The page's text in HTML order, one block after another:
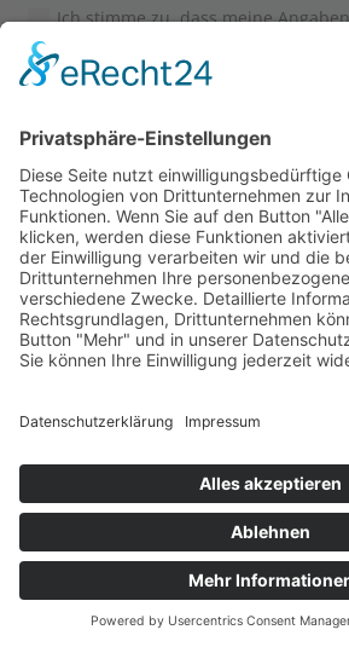
Ich stimme zu, dass meine
Kontaktformular zur Beantwortung
erhoben und verarbeitet werden. Die
Hinweis: Sie können Ihre Einwilligung
Zukunft per E-Mail an info@schimek-
widerrufen. Detaillierte Informationen
Nutzerdaten finden Sie in unserer
15 + 8 =
Impressum
Cookie-Einstellungen
MeineEnergie24.de·
Energierberater · BAFA/
Schillerstraße 22 · 70839 Gerlingen
Tel.+49 (0)7156-